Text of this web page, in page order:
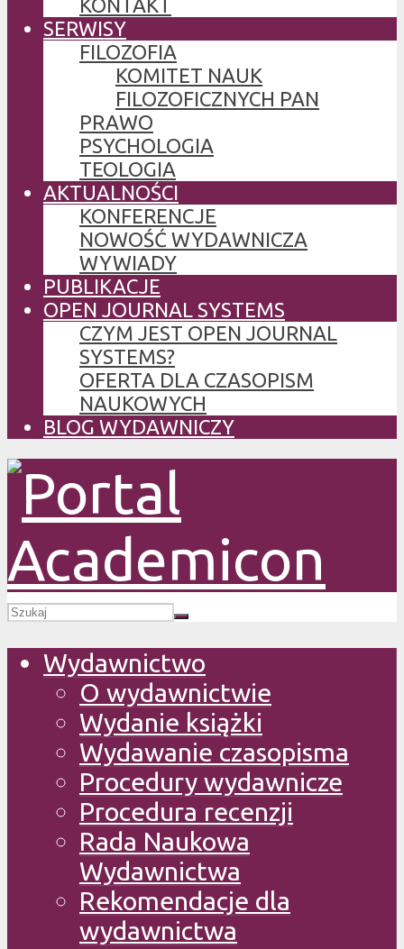
KONTAKT
SERWISY
FILOZOFIA
KOMITET NAUK
FILOZOFICZNYCH PAN
PRAWO
PSYCHOLOGIA
TEOLOGIA
AKTUALNOŚCI
KONFERENCJE
NOWOŚĆ WYDAWNICZA
WYWIADY
PUBLIKACJE
OPEN JOURNAL SYSTEMS
CZYM JEST OPEN JOURNAL
SYSTEMS?
OFERTA DLA CZASOPISM
NAUKOWYCH
BLOG WYDAWNICZY
Wydawnictwo
O wydawnictwie
Wydanie książki
Wydawanie czasopisma
Procedury wydawnicze
Procedura recenzji
Rada Naukowa
Wydawnictwa
Rekomendacje dla
wydawnictwa